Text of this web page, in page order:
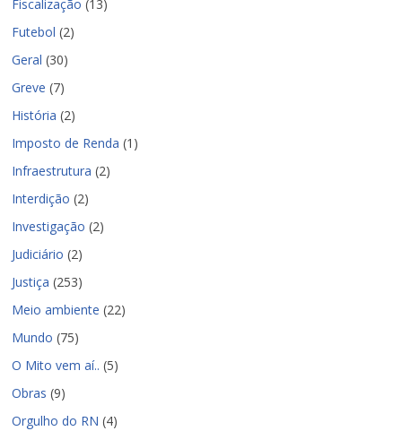
Fiscalização (13)
Futebol (2)
Geral (30)
Greve (7)
História (2)
Imposto de Renda (1)
Infraestrutura (2)
Interdição (2)
Investigação (2)
Judiciário (2)
Justiça (253)
Meio ambiente (22)
Mundo (75)
O Mito vem aí.. (5)
Obras (9)
Orgulho do RN (4)